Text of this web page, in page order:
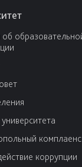
об
комплаенс
коррупции